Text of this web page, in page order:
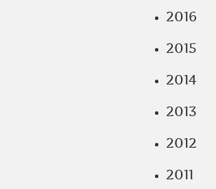
2016
2015
2014
2013
2012
2011